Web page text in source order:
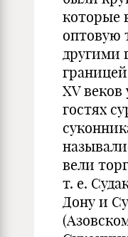
которые
оптовую
другими
XV
гостях
вели
т. е.
Дону и